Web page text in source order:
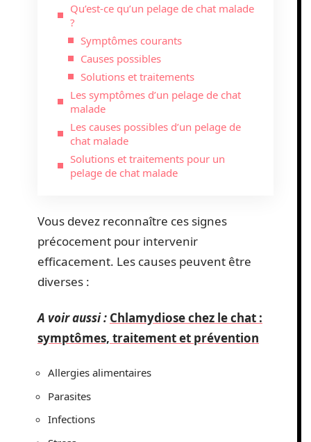
Qu’est-ce qu’un pelage de chat malade
?
Symptômes courants
Causes possibles
Solutions et traitements
Les symptômes d’un pelage de chat
malade
Les causes possibles d’un pelage de
chat malade
Solutions et traitements pour un
pelage de chat malade
Vous devez reconnaître ces signes
précocement pour intervenir
efficacement. Les causes peuvent être
diverses :
A voir aussi : Chlamydiose chez le chat :
symptômes, traitement et prévention
Allergies alimentaires
Parasites
Infections